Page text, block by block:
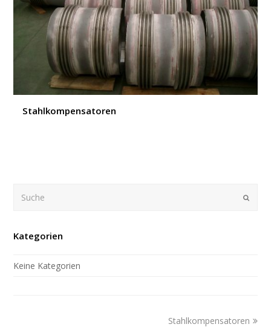
Stahlkompensatoren
Kategorien
Keine Kategorien
next
Stahlkompensatoren